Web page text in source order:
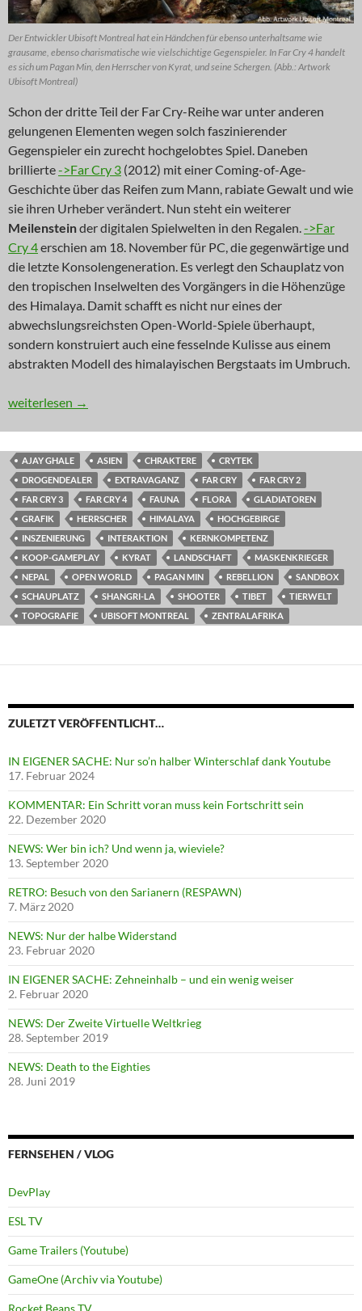
Der Entwickler Ubisoft Montreal hat ein Händchen für ebenso unterhaltsame wie
grausame, ebenso charismatische wie vielschichtige Gegenspieler. In Far Cry 4 handelt
es sich um Pagan Min, den Herrscher von Kyrat, und seine Schergen. (Abb.: Artwork
Ubisoft Montreal)
Schon der dritte Teil der Far Cry-Reihe war unter anderen
gelungenen Elementen wegen solch faszinierender
Gegenspieler ein zurecht hochgelobtes Spiel. Daneben
brillierte->Far Cry 3 (2012) mit einer Coming-of-Age-
Geschichte über das Reifen zum Mann, rabiate Gewalt und wie
sie ihren Urheber verändert. Nun steht ein weiterer
Meilensteinder digitalen Spielwelten in den Regalen.->Far
Cry 4erschien am 18. November für PC, die gegenwärtige und
die letzte Konsolengeneration. Es verlegt den Schauplatz von
den tropischen Inselwelten des Vorgängers in die Höhenzüge
des Himalaya. Damit schafft es nicht nur eines der
abwechslungsreichsten Open-World-Spiele überhaupt,
sondern konstruiert auch eine fesselnde Kulisse aus einem
abstrakten Modell des himalayischen Bergstaats im Umbruch.
NEWS: Ein Ruf aus dem Himalaya
weiterlesen →
AJAY GHALE ASIEN CHRAKTERE
CRYTEK
DROGENDEALER
EXTRAVAGANZ FAR CRY
FAR CRY 2
FAR CRY 3
FAR CRY 4 FAUNA FLORA
GLADIATOREN
GRAFIK
HERRSCHER HIMALAYA
HOCHGEBIRGE
INSZENIERUNG
INTERAKTION
KERNKOMPETENZ
KOOP-GAMEPLAY
KYRAT LANDSCHAFT
MASKENKRIEGER
NEPAL
OPEN WORLD PAGAN MIN REBELLION
SANDBOX
SCHAUPLATZ
SHANGRI-LA SHOOTER TIBET
TIERWELT
TOPOGRAFIE
UBISOFT MONTREAL ZENTRALAFRIKA
ZULETZT VERÖFFENTLICHT…
IN EIGENER SACHE: Nur so’n halber Winterschlaf dank Youtube
17. Februar 2024
KOMMENTAR: Ein Schritt voran muss kein Fortschritt sein
22. Dezember 2020
NEWS: Wer bin ich? Und wenn ja, wieviele?
13. September 2020
RETRO: Besuch von den Sarianern (RESPAWN)
7. März 2020
NEWS: Nur der halbe Widerstand
23. Februar 2020
IN EIGENER SACHE: Zehneinhalb – und ein wenig weiser
2. Februar 2020
NEWS: Der Zweite Virtuelle Weltkrieg
28. September 2019
NEWS: Death to the Eighties
28. Juni 2019
FERNSEHEN / VLOG
DevPlay
ESL TV
Game Trailers (Youtube)
GameOne (Archiv via Youtube)
Rocket Beans TV